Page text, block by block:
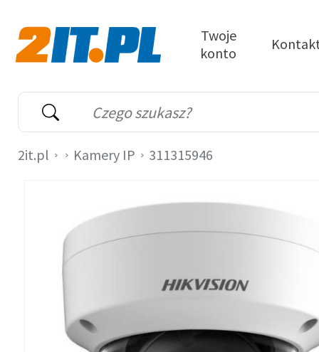
Wyszukiwarka
Słowo kluczowe
Twoje
konto
2it.pl Kamery IP 311315946